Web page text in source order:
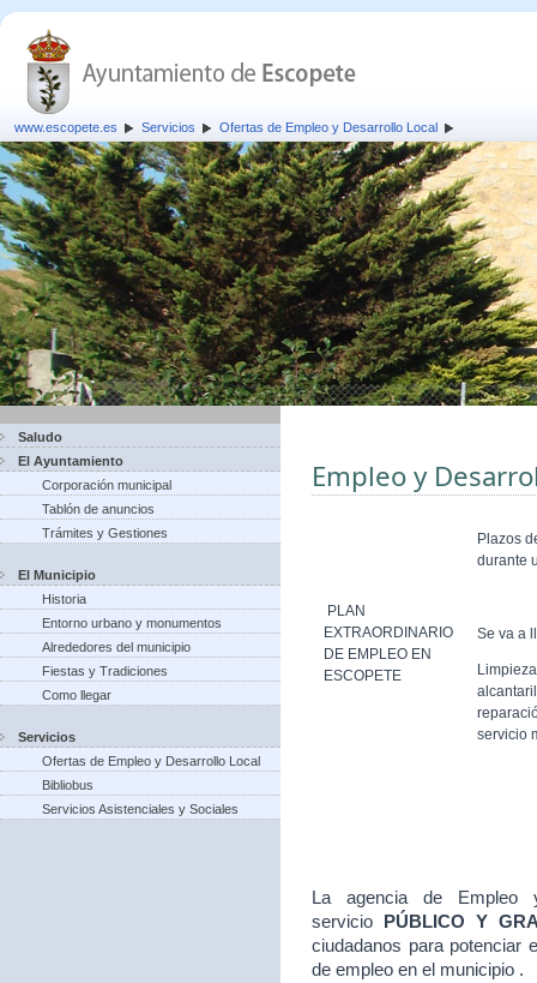
www.escopete.es Servicios Ofertas de Empleo y Desarrollo Local
Saludo
El Ayuntamiento
Corporación municipal
Tablón de anuncios
Trámites y Gestiones
El Municipio
Historia
Entorno urbano y monumentos
Alrededores del municipio
Fiestas y Tradiciones
Como llegar
Servicios
Ofertas de Empleo y Desarrollo Local
Bibliobus
Servicios Asistenciales y Sociales
Empleo y
PLAN
EXTRAORDINARIO
DE EMPLEO EN
ESCOPETE
Plazos
durante
Se va a
servicio
La agencia de Empleo
servicio
PÚBLICO Y
ciudadanos para potenciar
de empleo en el municipio .